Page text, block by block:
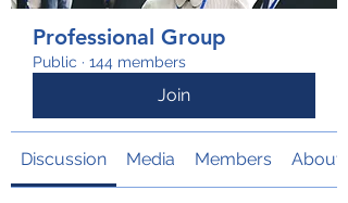
Professional Group
Public · 144 members
Join
Discussion Media Members About